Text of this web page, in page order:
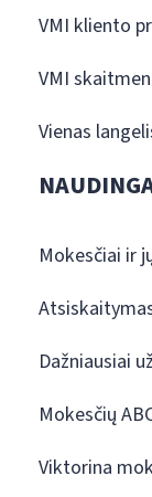
VMI kliento
VMI
Vienas
Mokesčiai ir
Dažniausiai
Mokesčių
Viktorina